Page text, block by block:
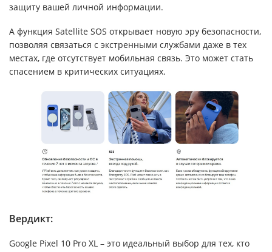
защиту вашей личной информации.
А функция Satellite SOS открывает новую эру безопасности,
позволяя связаться с экстренными службами даже в тех
местах, где отсутствует мобильная связь. Это может стать
спасением в критических ситуациях.
Вердикт:
Google Pixel 10 Pro XL – это идеальный выбор для тех, кто